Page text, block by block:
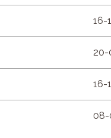
16-
20-
16-
08-